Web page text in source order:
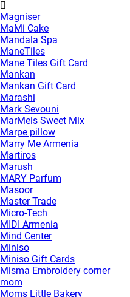
Magniser
MaMi Cake
Mandala Spa
ManeTiles
Mane Tiles Gift Card
Mankan
Mankan Gift Card
Marashi
Mark Sevouni
MarMels Sweet Mix
Marpe pillow
Marry Me Armenia
Martiros
Marush
MARY Parfum
Masoor
Master Trade
Micro-Tech
MIDI Armenia
Mind Center
Miniso
Miniso Gift Cards
Misma Embroidery corner
mom
Moms Little Bakery